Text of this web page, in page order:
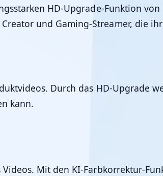
HD-Upgrade-Funktion
und Gaming-Streamer, die
Durch das HD-Upgrade
kann.
Mit den KI-Farbkorrektur-